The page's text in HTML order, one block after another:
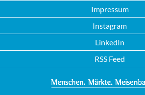
Impressum
Instagram
LinkedIn
RSS Feed